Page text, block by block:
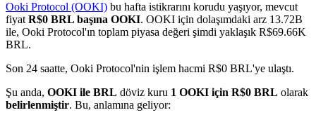
COIN-M Vadeli İşlemleri
Kripto Para Vadeli İşlemleri
TradFi
Hisse senetleri, döviz, değerli metaller ve emtia türevleri
Ooki Protocol (OOKI) bu hafta istikrarını korudu yaşıyor, mevcut
fiyat R$0 BRL başına OOKI. OOKI için dolaşımdaki arz 13.72B
ile, Ooki Protocol'ın toplam piyasa değeri şimdi yaklaşık R$69.66K
BRL.
Son 24 saatte, Ooki Protocol'nin işlem hacmi R$0 BRL'ye ulaştı.
Şu anda, OOKI ile BRL döviz kuru 1 OOKI için R$0 BRL olarak
belirlenmiştir. Bu, anlamına geliyor: